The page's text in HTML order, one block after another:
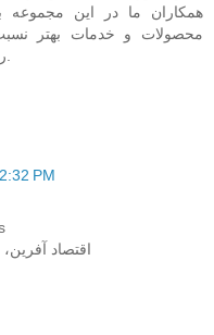
همکاران ما در این مجموعه
محصولات و خدمات بهتر
PM
اقتصاد